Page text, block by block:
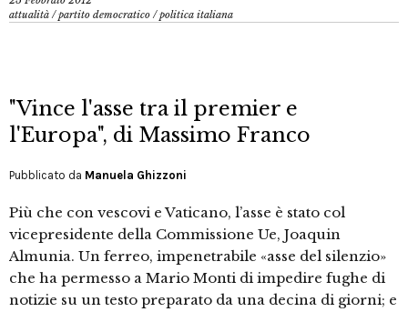
attualità /partito democratico /politica italiana
"Vince l'asse tra il premier e
l'Europa", di Massimo Franco
Pubblicato da Manuela Ghizzoni
Più che con vescovi e Vaticano, l’asse è stato col
vicepresidente della Commissione Ue, Joaquin
Almunia. Un ferreo, impenetrabile «asse del silenzio»
che ha permesso a Mario Monti di impedire fughe di
notizie su un testo preparato da una decina di giorni; e